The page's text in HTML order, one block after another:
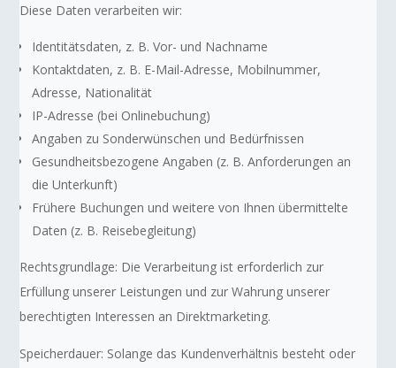
Diese Daten verarbeiten wir:
Identitätsdaten, z. B. Vor- und Nachname
Kontaktdaten, z. B. E-Mail-Adresse, Mobilnummer,
Adresse, Nationalität
IP-Adresse (bei Onlinebuchung)
Angaben zu Sonderwünschen und Bedürfnissen
Gesundheitsbezogene Angaben (z. B. Anforderungen an
die Unterkunft)
Frühere Buchungen und weitere von Ihnen übermittelte
Daten (z. B. Reisebegleitung)
Rechtsgrundlage: Die Verarbeitung ist erforderlich zur
Erfüllung unserer Leistungen und zur Wahrung unserer
berechtigten Interessen an Direktmarketing.
Speicherdauer: Solange das Kundenverhältnis besteht oder